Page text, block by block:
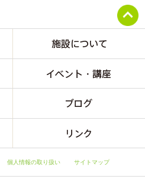
個人情報の取り扱い サイトマップ